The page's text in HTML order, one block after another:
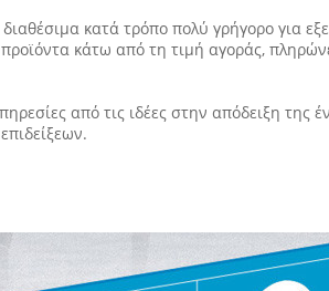
κατά τρόπο πολύ γρήγορο για
κάτω από τη τιμή αγοράς,
από τις ιδέες στην απόδειξη